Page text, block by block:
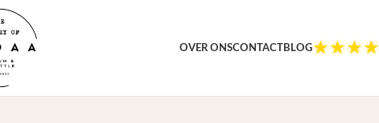
OVER ONSCONTACTBLOG★★★★